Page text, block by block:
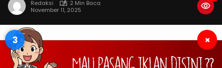
Redaksi
2 Min Baca
November 11, 2025
2 ×